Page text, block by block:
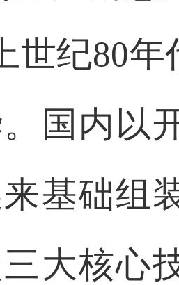
上世纪80
。国内以
基础组
大核心